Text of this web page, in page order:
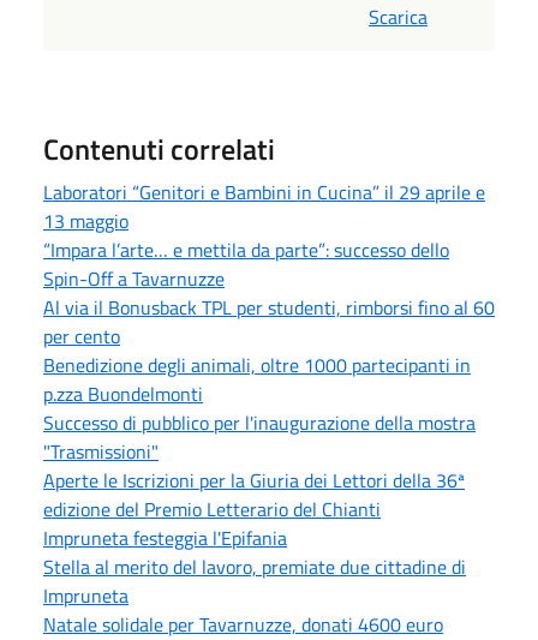
Scarica
Contenuti correlati
Laboratori “Genitori e Bambini in Cucina” il 29 aprile e
13 maggio
“Impara l’arte… e mettila da parte”: successo dello
Spin-Off a Tavarnuzze
Al via il Bonusback TPL per studenti, rimborsi fino al 60
per cento
Benedizione degli animali, oltre 1000 partecipanti in
p.zza Buondelmonti
Successo di pubblico per l'inaugurazione della mostra
"Trasmissioni"
Aperte le Iscrizioni per la Giuria dei Lettori della 36ª
edizione del Premio Letterario del Chianti
Impruneta festeggia l'Epifania
Stella al merito del lavoro, premiate due cittadine di
Impruneta
Natale solidale per Tavarnuzze, donati 4600 euro